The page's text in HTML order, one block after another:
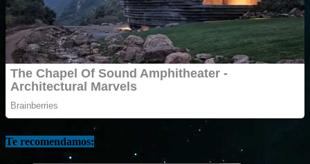
Te recomendamos: